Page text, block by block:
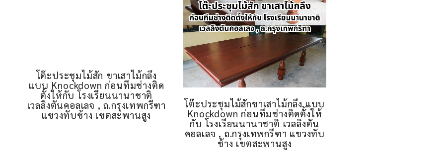
โต๊ะประชุมไม้สัก ขาเสาไม้กลึง
แบบ Knockdown ก่อนทีมช่างติด
ตั้งให้กับ โรงเรียนนานาชาติ
เวลลิงตันคอลเลจ , ถ.กรุงเทพกรีฑา
แขวงทับช้าง เขตสะพานสูง
โต๊ะประชุมไม้สักขาเสาไม้กลึง แบบ
Knockdown ก่อนทีมช่างติดตั้งให้
กับ โรงเรียนนานาชาติ เวลลิงตัน
คอลเลจ , ถ.กรุงเทพกรีฑา แขวงทับ
ช้าง เขตสะพานสูง